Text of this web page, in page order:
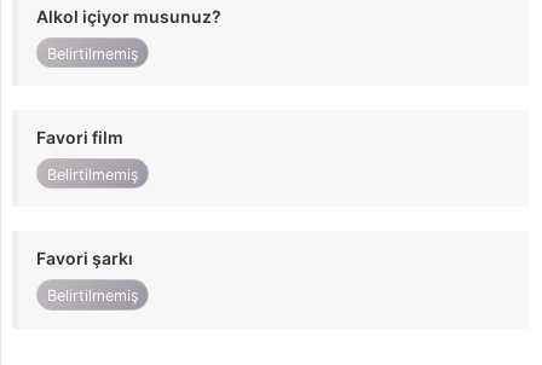
Alkol içiyor musunuz?
Belirtilmemiş
Favori film
Belirtilmemiş
Favori şarkı
Belirtilmemiş